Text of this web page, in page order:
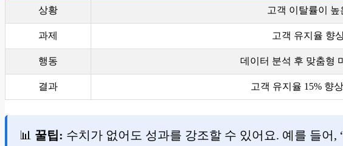
상황 고객 이탈률이 높
과제 고객 유지율 향
행동 데이터 분석 후 맞춤형
결과 고객 유지율 15% 향
📊 꿀팁: 수치가 없어도 성과를 강조할 수 있어요. 예를 들어